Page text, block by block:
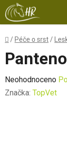
Přejít
na
obsah
Domů
/ Péče o srst /
Průměrné
hodnocení
Neohodnoceno
Značka: TopVet